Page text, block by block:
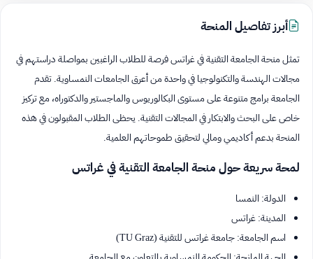
أبرز تفاصيل المنحة
تمثل منحة الجامعة التقنية في غراتس فرصة للطلاب الراغبين بمواصلة دراستهم في
مجالات الهندسة والتكنولوجيا في واحدة من أعرق الجامعات النمساوية. تقدم
الجامعة برامج متنوعة على مستوى البكالوريوس والماجستير والدكتوراه، مع تركيز
خاص على البحث والابتكار في المجالات التقنية. يحظى الطلاب المقبولون في هذه
المنحة بدعم أكاديمي ومالي لتحقيق طموحاتهم العلمية.
لمحة سريعة حول منحة الجامعة التقنية في غراتس
الدولة: النمسا
المدينة: غراتس
اسم الجامعة: جامعة غراتس للتقنية (TU Graz)